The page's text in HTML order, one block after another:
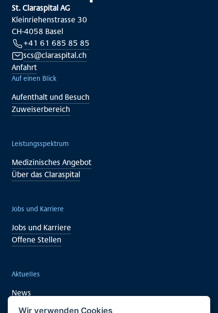
St. Claraspital AG
Kleinriehenstrasse 30
CH-4058 Basel
+41 61 685 85 85
scs@claraspital.ch
Anfahrt
Auf einen Blick
Aufenthalt und Besuch
Zuweiserbereich
Leistungsspektrum
Medizinisches Angebot
Über das Claraspital
Jobs und Karriere
Jobs und Karriere
Offene Stellen
Aktuelles
News
Veranstaltungen
Wir verwenden Cookies